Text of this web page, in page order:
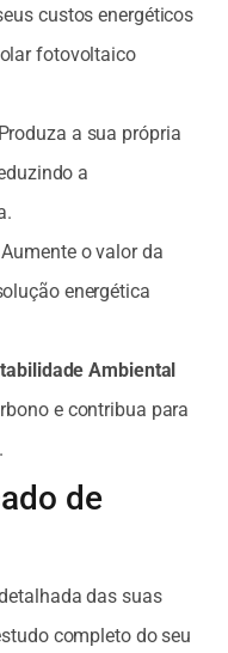
custos energéticos
fotovoltaico
Produza a sua própria
a
o valor da
energética
Ambiental
e contribua para
de
das suas
completo do seu